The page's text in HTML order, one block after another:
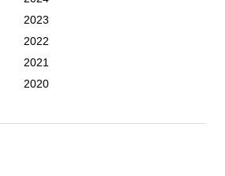
2023
2022
2021
2020